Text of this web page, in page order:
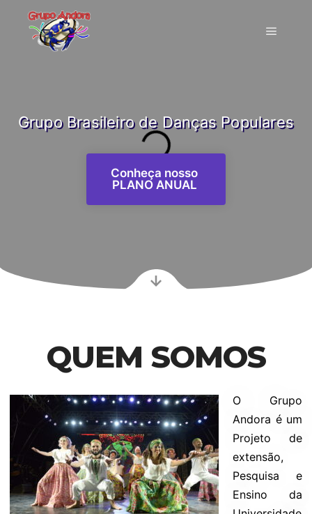
Grupo Brasileiro de Danças Populares
Conheça nosso
PLANO ANUAL
QUEM SOMOS
O Grupo
Andora é um
Projeto de
extensão,
Pesquisa e
Ensino da